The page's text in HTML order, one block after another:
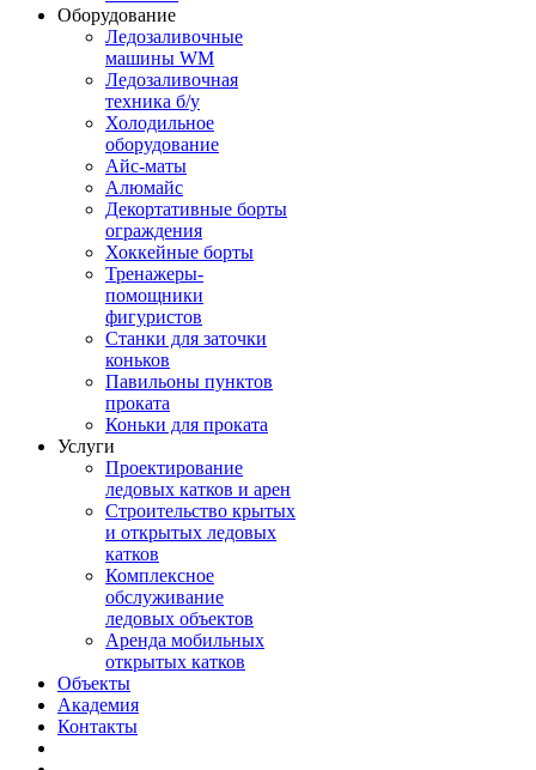
Оборудование
Ледозаливочные
машины WM
Ледозаливочная
техника б/у
Холодильное
оборудование
Айс-маты
Алюмайс
Декортативные борты
ограждения
Хоккейные борты
Тренажеры-
помощники
фигуристов
Станки для заточки
коньков
Павильоны пунктов
проката
Коньки для проката
Услуги
Проектирование
ледовых катков и арен
Строительство крытых
и открытых ледовых
катков
Комплексное
обслуживание
ледовых объектов
Аренда мобильных
открытых катков
Объекты
Академия
Контакты